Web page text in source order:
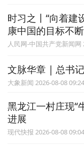
时习之丨“向着建
康中国的目标不
文脉华章 | 总书
大象新闻 2026-08-08 09:24
黑龙江一村庄现“
进展
现代快报 2026-08-08 09:04